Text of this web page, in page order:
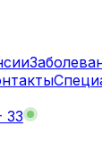
33